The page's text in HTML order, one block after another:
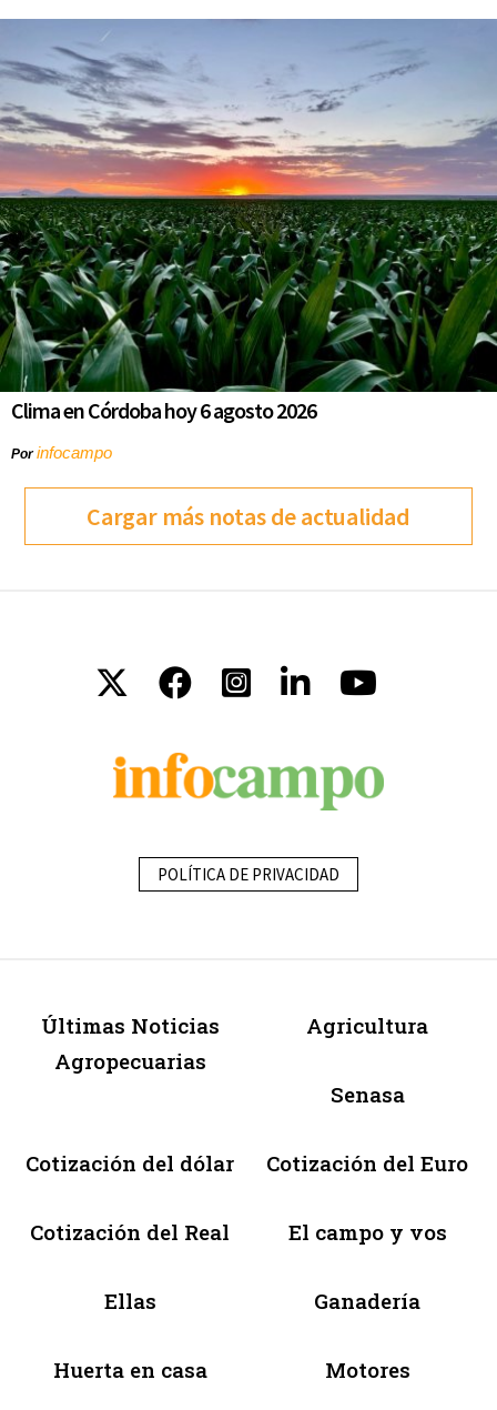
Clima en Córdoba hoy 6 agosto 2026
Porinfocampo
Cargar más notas de actualidad
POLÍTICA DE PRIVACIDAD
Últimas Noticias
Agropecuarias
Agricultura
Senasa
Cotización del dólar Cotización del Euro
Cotización del Real El campo y vos
Ellas Ganadería
Huerta en casa Motores